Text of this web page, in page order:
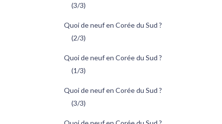
(3/3)
Quoi de neuf en Corée du Sud ?
(2/3)
Quoi de neuf en Corée du Sud ?
(1/3)
Quoi de neuf en Corée du Sud ?
(3/3)